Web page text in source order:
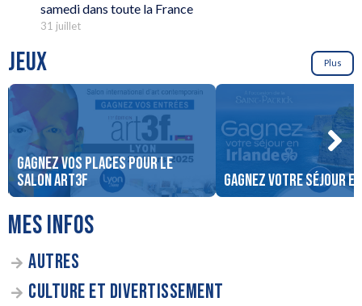
samedi dans toute la France
31 juillet
JEUX Plus
Gagnez vos places pour le
salon art3f
Gagnez votre séjour
MES INFOS
AUTRES
CULTURE ET DIVERTISSEMENT